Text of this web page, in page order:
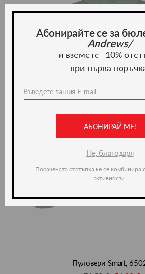
Пуловери Smart,
Абонирайте се за
Andrews/
и вземете -10%
при първа
АБОНИРАЙ МЕ!
Не, благодаря
Посочената отстъпка не се комбинира
активности.